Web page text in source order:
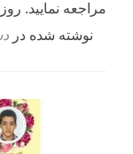
مراجعه نمایید.
نوشته شده در